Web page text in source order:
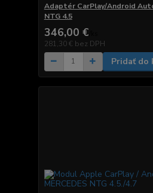
Adaptér CarPlay/Android
NTG 4.5
346,00 €
281,30 € bez DPH
Pridať do